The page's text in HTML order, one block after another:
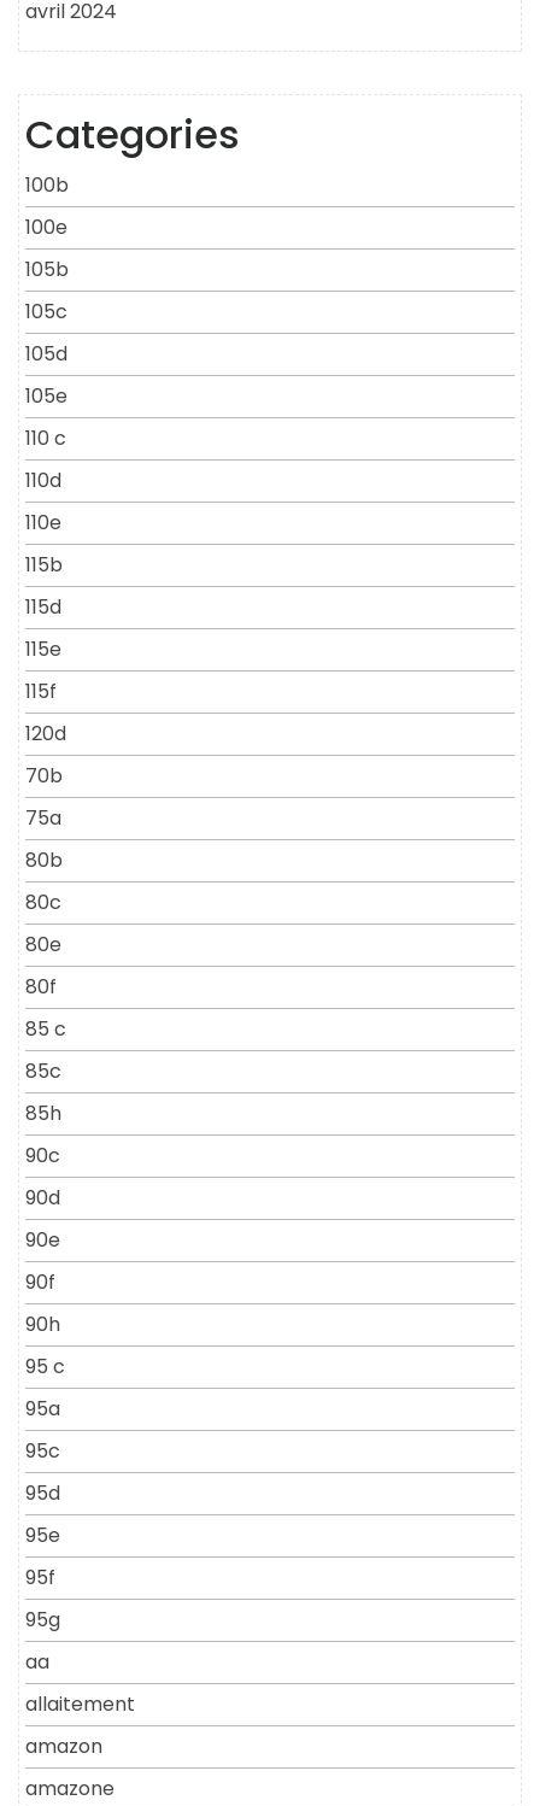
avril 2024
Categories
100b
100e
105b
105c
105d
105e
110 c
110d
110e
115b
115d
115e
115f
120d
70b
75a
80b
80c
80e
80f
85 c
85c
85h
90c
90d
90e
90f
90h
95 c
95a
95c
95d
95e
95f
95g
aa
allaitement
amazon
amazone